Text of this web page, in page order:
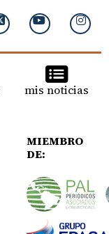
mis noticias
MIEMBRO
DE: